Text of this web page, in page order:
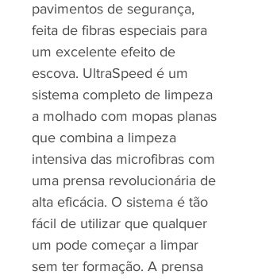
pavimentos de segurança,
feita de fibras especiais para
um excelente efeito de
escova. UltraSpeed é um
sistema completo de limpeza
a molhado com mopas planas
que combina a limpeza
intensiva das microfibras com
uma prensa revolucionária de
alta eficácia. O sistema é tão
fácil de utilizar que qualquer
um pode começar a limpar
sem ter formação. A prensa